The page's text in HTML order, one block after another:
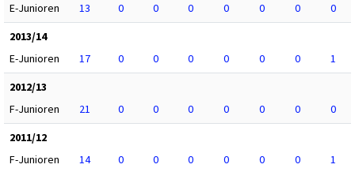
E-Junioren
13 0 0 0 0 0 0
0
2013/14
E-Junioren
17 0 0 0 0 0 0
1
2012/13
F-Junioren
21 0 0 0 0 0 0
0
2011/12
F-Junioren
14 0 0 0 0 0 0 1